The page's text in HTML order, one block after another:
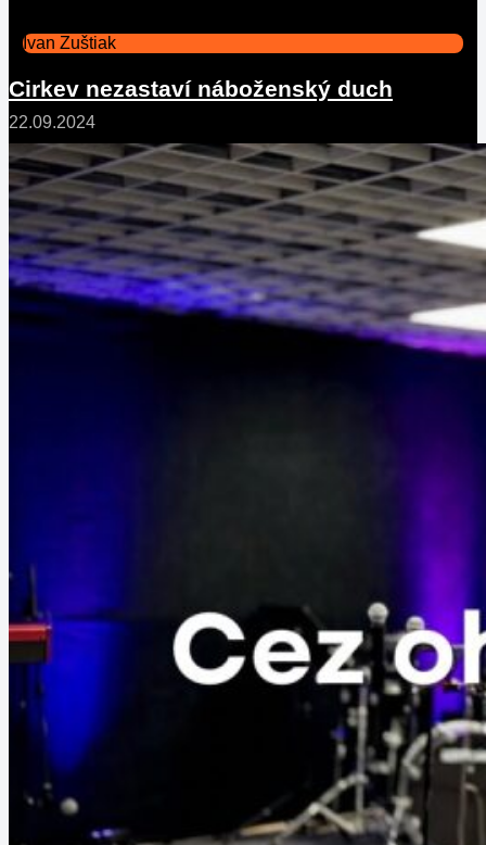
Ivan Zuštiak
Cirkev nezastaví náboženský duch
22.09.2024